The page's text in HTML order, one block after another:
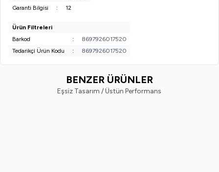
Garanti Bilgisi
: 12
Ürün Filtreleri
Barkod
:
8697926017520
Tedarikçi Ürün Kodu
: 8697926017520
BENZER ÜRÜNLER
Eşsiz Tasarım / Üstün Performans